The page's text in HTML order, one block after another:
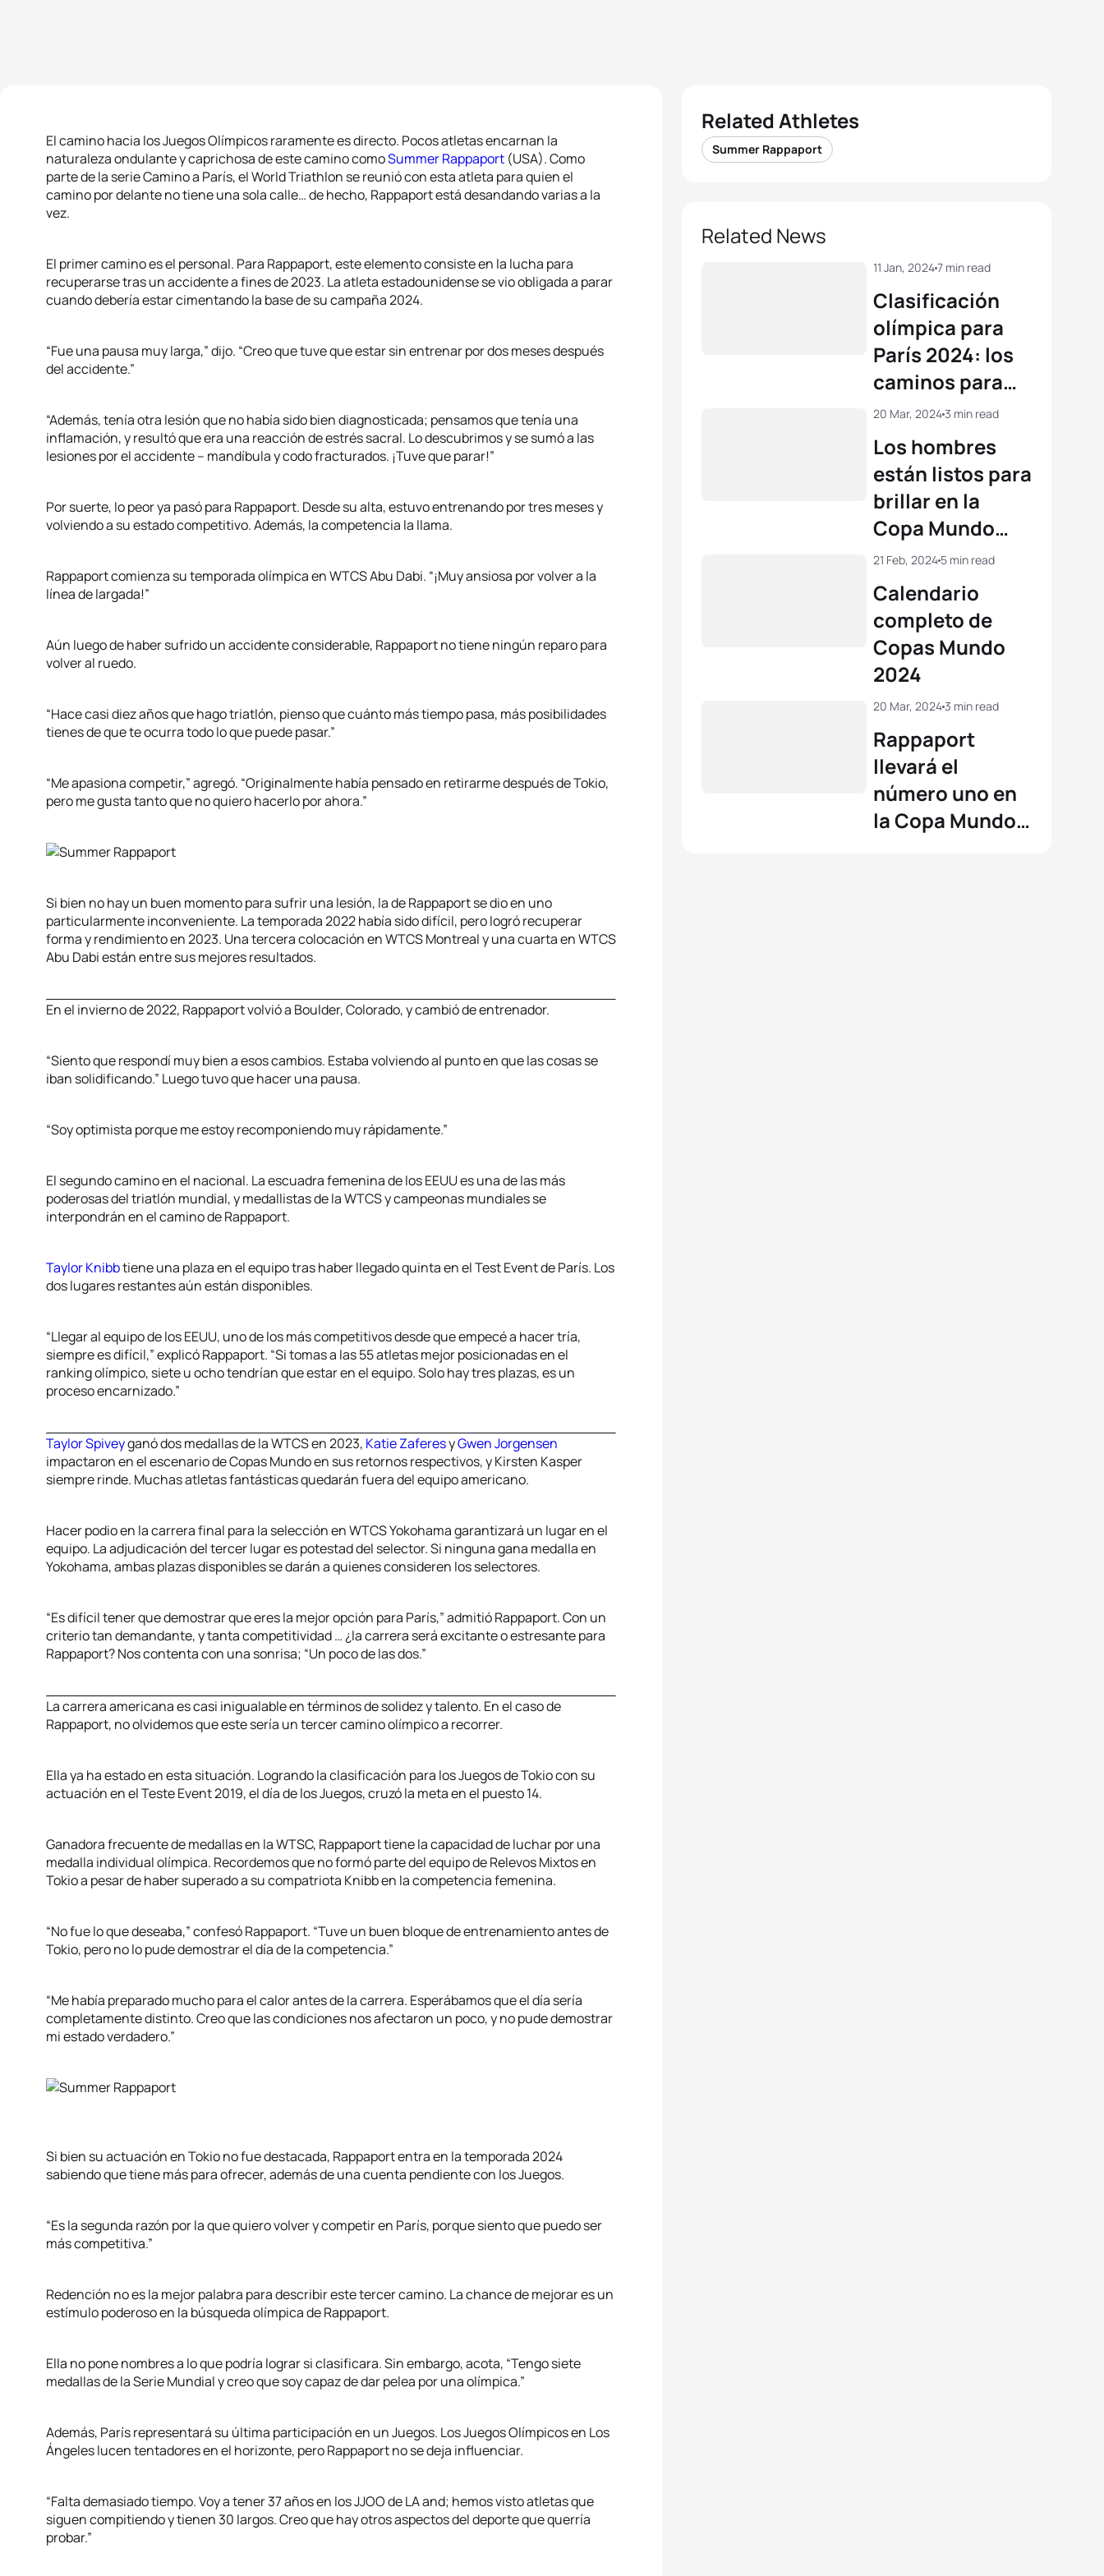
El camino hacia los Juegos Olímpicos raramente es directo. Pocos atletas encarnan la
naturaleza ondulante y caprichosa de este camino comoSummer Rappaport (USA). Como
parte de la serie Camino a París, el World Triathlon se reunió con esta atleta para quien el
camino por delante no tiene una sola calle… de hecho, Rappaport está desandando varias a la
vez.
El primer camino es el personal. Para Rappaport, este elemento consiste en la lucha para
recuperarse tras un accidente a fines de 2023. La atleta estadounidense se vio obligada a parar
cuando debería estar cimentando la base de su campaña 2024.
“Fue una pausa muy larga,” dijo. “Creo que tuve que estar sin entrenar por dos meses después
del accidente.”
“Además, tenía otra lesión que no había sido bien diagnosticada; pensamos que tenía una
inflamación, y resultó que era una reacción de estrés sacral. Lo descubrimos y se sumó a las
lesiones por el accidente – mandíbula y codo fracturados. ¡Tuve que parar!”
Por suerte, lo peor ya pasó para Rappaport. Desde su alta, estuvo entrenando por tres meses y
volviendo a su estado competitivo. Además, la competencia la llama.
Rappaport comienza su temporada olímpica en WTCS Abu Dabi. “¡Muy ansiosa por volver a la
línea de largada!”
Aún luego de haber sufrido un accidente considerable, Rappaport no tiene ningún reparo para
volver al ruedo.
“Hace casi diez años que hago triatlón, pienso que cuánto más tiempo pasa, más posibilidades
tienes de que te ocurra todo lo que puede pasar.”
“Me apasiona competir,” agregó. “Originalmente había pensado en retirarme después de Tokio,
pero me gusta tanto que no quiero hacerlo por ahora.”
Si bien no hay un buen momento para sufrir una lesión, la de Rappaport se dio en uno
particularmente inconveniente. La temporada 2022 había sido difícil, pero logró recuperar
forma y rendimiento en 2023. Una tercera colocación en WTCS Montreal y una cuarta en WTCS
Abu Dabi están entre sus mejores resultados.
En el invierno de 2022, Rappaport volvió a Boulder, Colorado, y cambió de entrenador.
“Siento que respondí muy bien a esos cambios. Estaba volviendo al punto en que las cosas se
iban solidificando.” Luego tuvo que hacer una pausa.
“Soy optimista porque me estoy recomponiendo muy rápidamente.”
El segundo camino en el nacional. La escuadra femenina de los EEUU es una de las más
poderosas del triatlón mundial, y medallistas de la WTCS y campeonas mundiales se
interpondrán en el camino de Rappaport.
Taylor Knibbtiene una plaza en el equipo tras haber llegado quinta en el Test Event de París. Los
dos lugares restantes aún están disponibles.
“Llegar al equipo de los EEUU, uno de los más competitivos desde que empecé a hacer tría,
siempre es difícil,” explicó Rappaport. “Si tomas a las 55 atletas mejor posicionadas en el
ranking olímpico, siete u ocho tendrían que estar en el equipo. Solo hay tres plazas, es un
proceso encarnizado.”
Taylor Spiveyganó dos medallas de la WTCS en 2023, Katie ZaferesyGwen Jorgensen
impactaron en el escenario de Copas Mundo en sus retornos respectivos, y Kirsten Kasper
siempre rinde. Muchas atletas fantásticas quedarán fuera del equipo americano.
Hacer podio en la carrera final para la selección en WTCS Yokohama garantizará un lugar en el
equipo. La adjudicación del tercer lugar es potestad del selector. Si ninguna gana medalla en
Yokohama, ambas plazas disponibles se darán a quienes consideren los selectores.
“Es difícil tener que demostrar que eres la mejor opción para París,” admitió Rappaport. Con un
criterio tan demandante, y tanta competitividad … ¿la carrera será excitante o estresante para
Rappaport? Nos contenta con una sonrisa; “Un poco de las dos.”
La carrera americana es casi inigualable en términos de solidez y talento. En el caso de
Rappaport, no olvidemos que este sería un tercer camino olímpico a recorrer.
Ella ya ha estado en esta situación. Logrando la clasificación para los Juegos de Tokio con su
actuación en el Teste Event 2019, el día de los Juegos, cruzó la meta en el puesto 14.
Ganadora frecuente de medallas en la WTSC, Rappaport tiene la capacidad de luchar por una
medalla individual olímpica. Recordemos que no formó parte del equipo de Relevos Mixtos en
Tokio a pesar de haber superado a su compatriota Knibb en la competencia femenina.
“No fue lo que deseaba,” confesó Rappaport. “Tuve un buen bloque de entrenamiento antes de
Tokio, pero no lo pude demostrar el día de la competencia.”
“Me había preparado mucho para el calor antes de la carrera. Esperábamos que el día sería
completamente distinto. Creo que las condiciones nos afectaron un poco, y no pude demostrar
mi estado verdadero.”
Si bien su actuación en Tokio no fue destacada, Rappaport entra en la temporada 2024
sabiendo que tiene más para ofrecer, además de una cuenta pendiente con los Juegos.
“Es la segunda razón por la que quiero volver y competir en París, porque siento que puedo ser
más competitiva.”
Redención no es la mejor palabra para describir este tercer camino. La chance de mejorar es un
estímulo poderoso en la búsqueda olímpica de Rappaport.
Ella no pone nombres a lo que podría lograr si clasificara. Sin embargo, acota, “Tengo siete
medallas de la Serie Mundial y creo que soy capaz de dar pelea por una olímpica.”
Además, París representará su última participación en un Juegos. Los Juegos Olímpicos en Los
Ángeles lucen tentadores en el horizonte, pero Rappaport no se deja influenciar.
“Falta demasiado tiempo. Voy a tener 37 años en los JJOO de LA and; hemos visto atletas que
siguen compitiendo y tienen 30 largos. Creo que hay otros aspectos del deporte que querría
probar.”
Related Athletes
Summer Rappaport
Related News
Clasificación
olímpica para
París 2024: los
caminos para
llegar a la línea
de largada
11 Jan, 20247 min read
Los hombres
están listos para
brillar en la
Copa Mundo
Hong Kong 2024
20 Mar, 20243 min read
Calendario
completo de
Copas Mundo
2024
21 Feb, 2024 5 min read
Rappaport
llevará el
número uno en
la Copa Mundo
20 Mar, 20243 min read